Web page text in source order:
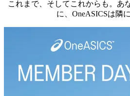
これまで、そしてこれからも。あ
に、OneASICSは隣